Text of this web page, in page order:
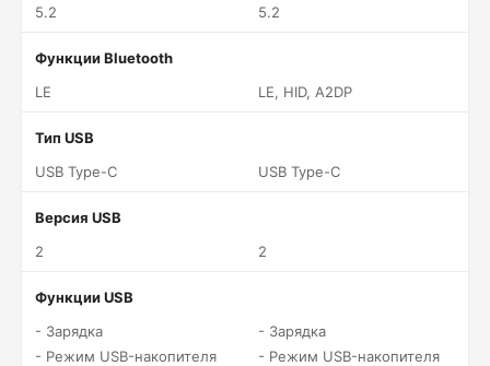
5.2 5.2
Функции Bluetooth
LE
LE, HID, A2DP
Тип USB
USB Type-C
USB Type-C
Версия USB
2
2
Функции USB
- Зарядка
- Режим USB-накопителя
- Зарядка
- Режим USB-накопителя